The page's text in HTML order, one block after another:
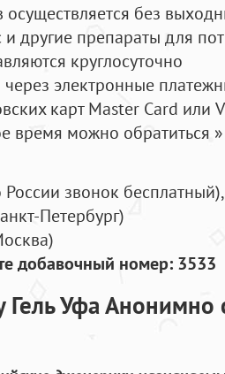
без
и другие препараты для
круглосуточно
электронные
карт Master Card или
время можно обратиться
России звонок бесплатный),
Петербург)
добавочный номер: 3533
Гель Уфа Анонимно